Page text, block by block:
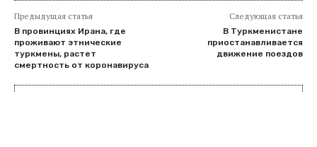
Предыдущая статья
В провинциях Ирана, где
проживают этнические
туркмены, растет
смертность от коронавируса
Следующая статья
В Туркменистане
приостанавливается
движение поездов